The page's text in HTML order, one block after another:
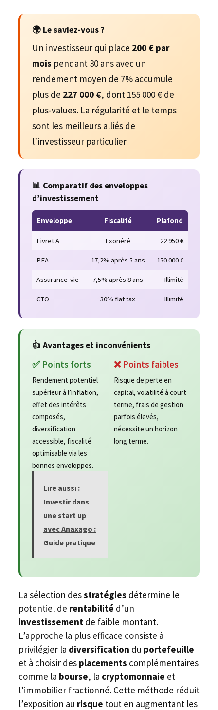
🌍 Le saviez-vous ?
Un investisseur qui place 200 € par
mois pendant 30 ans avec un
rendement moyen de 7% accumule
plus de 227 000 €, dont 155 000 € de
plus-values. La régularité et le temps
sont les meilleurs alliés de
l’investisseur particulier.
📊 Comparatif des enveloppes
d’investissement
Enveloppe Fiscalité Plafond
Livret A Exonéré 22 950 €
PEA 17,2% après 5 ans 150 000 €
Assurance-vie 7,5% après 8 ans Illimité
CTO 30% flat tax Illimité
👍 Avantages et inconvénients
✅ Points forts
Rendement potentiel
supérieur à l’inflation,
effet des intérêts
composés,
diversification
accessible, fiscalité
optimisable via les
bonnes enveloppes.
Lire aussi :
Investir dans
une start up
avec Anaxago :
Guide pratique
❌ Points faibles
Risque de perte en
capital, volatilité à court
terme, frais de gestion
parfois élevés,
nécessite un horizon
long terme.
La sélection desstratégies détermine le
potentiel de rentabilité d’un
investissement de faible montant.
L’approche la plus efficace consiste à
privilégier la diversification du portefeuille
et à choisir des placements complémentaires
comme la bourse, la cryptomonnaie et
l’immobilier fractionné. Cette méthode réduit
l’exposition au risque tout en augmentant les